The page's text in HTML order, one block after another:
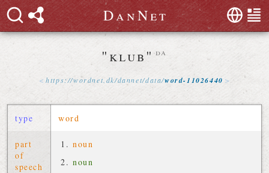
DanNet
"klub" da
https://wordnet dk/dannet/data/word-11026440
type word
part
of
speech
noun
noun